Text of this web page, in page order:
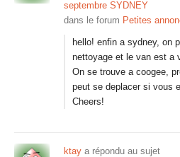
septembre SYDNEY
dans le forum Petites
hello! enfin a sydney, on
nettoyage et le van est a
On se trouve a coogee,
peut se deplacer si vous
Cheers!
ktay a répondu au sujet